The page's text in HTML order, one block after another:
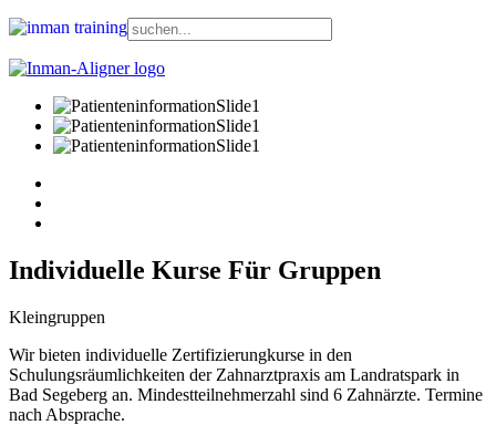
Individuelle Kurse Für Gruppen
Kleingruppen
Wir bieten individuelle Zertifizierungkurse in den
Schulungsräumlichkeiten der Zahnarztpraxis am Landratspark in
Bad Segeberg an. Mindestteilnehmerzahl sind 6 Zahnärzte. Termine
nach Absprache.